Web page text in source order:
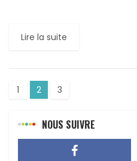
Lire la suite
1 2 3
NOUS SUIVRE